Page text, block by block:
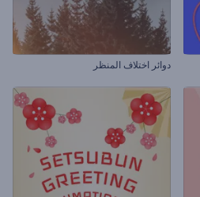
دوائر اختلاف المنظر